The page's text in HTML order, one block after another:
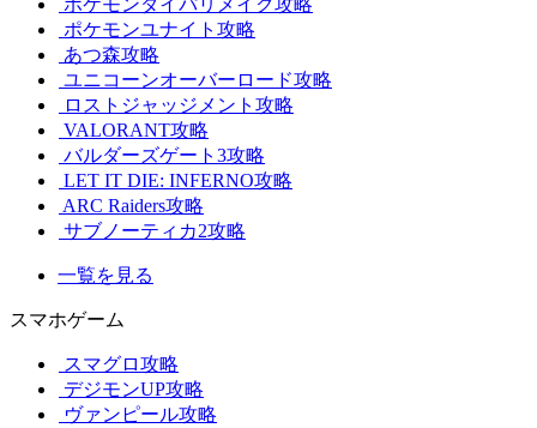
ポケモンダイパリメイク攻略
ポケモンユナイト攻略
あつ森攻略
ユニコーンオーバーロード攻略
ロストジャッジメント攻略
VALORANT攻略
バルダーズゲート3攻略
LET IT DIE: INFERNO攻略
ARC Raiders攻略
サブノーティカ2攻略
一覧を見る
スマホゲーム
スマグロ攻略
デジモンUP攻略
ヴァンピール攻略